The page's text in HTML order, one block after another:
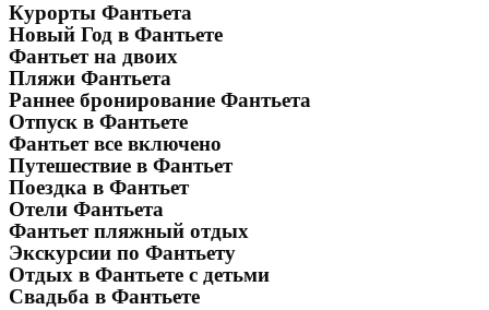
Курорты Фантьета
Новый Год в Фантьете
Фантьет на двоих
Пляжи Фантьета
Раннее бронирование Фантьета
Отпуск в Фантьете
Фантьет все включено
Путешествие в Фантьет
Поездка в Фантьет
Отели Фантьета
Фантьет пляжный отдых
Экскурсии по Фантьету
Отдых в Фантьете с детьми
Свадьба в Фантьете